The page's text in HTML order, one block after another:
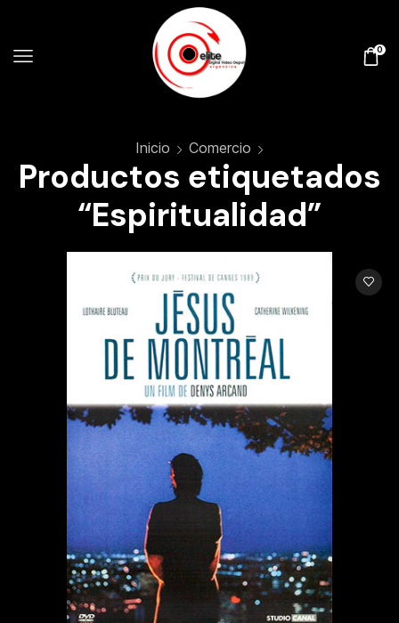
0
Inicio Comercio
Productos etiquetados
“Espiritualidad”